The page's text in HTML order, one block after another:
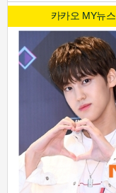
카카오 MY뉴스